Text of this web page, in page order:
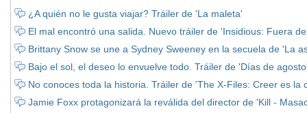
¿A quién no le gusta viajar? Tráiler de 'La maleta'
El mal encontró una salida. Nuevo tráiler de 'Insidious: Fuera
Brittany Snow se une a Sydney Sweeney en la secuela de 'La
Bajo el sol, el deseo lo envuelve todo. Tráiler de 'Días de
No conoces toda la historia. Tráiler de 'The X-Files: Creer es la
Jamie Foxx protagonizará la reválida del director de 'Kill -